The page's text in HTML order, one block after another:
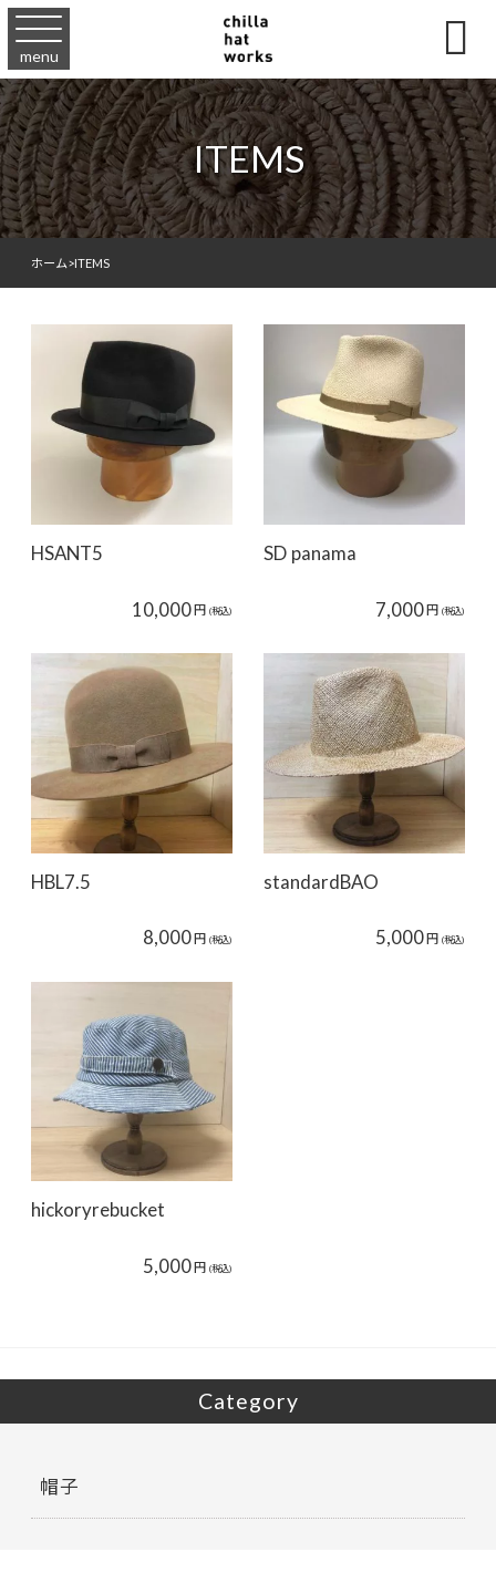
menu 
ITEMS
ホーム>ITEMS
HSANT5
10,000円 (税込)
SD panama
7,000円 (税込)
HBL7.5
8,000円 (税込)
standardBAO
5,000円 (税込)
hickoryrebucket
5,000円 (税込)
Category
帽子